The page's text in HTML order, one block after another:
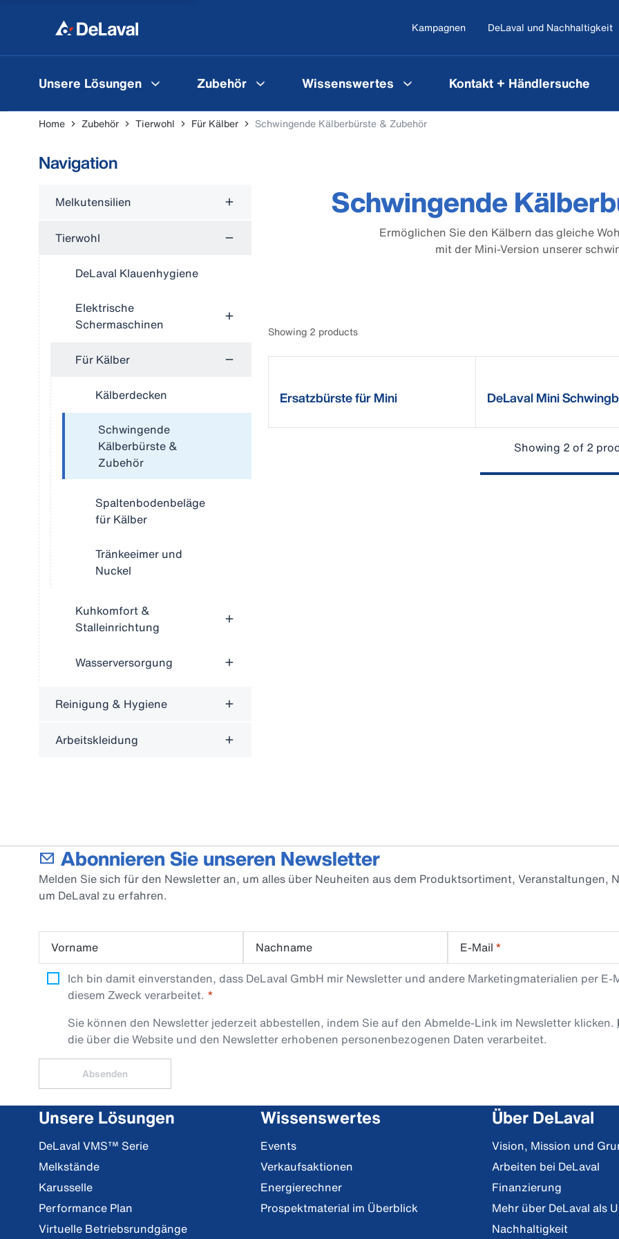
Kampagnen DeLaval und Nachhaltigkeit
Unsere Lösungen Zubehör Wissenswertes Kontakt + Händlersuche
Home Zubehör Tierwohl Für Kälber Schwingende Kälberbürste & Zubehör
Navigation
Melkutensilien
Tierwohl
DeLaval Klauenhygiene
Elektrische
Schermaschinen
Für Kälber
Kälberdecken
Schwingende
Kälberbürste &
Zubehör
Spaltenbodenbeläge
für Kälber
Tränkeeimer und
Nuckel
Kuhkomfort &
Stalleinrichtung
Wasserversorgung
Reinigung & Hygiene
Arbeitskleidung
Schwingende
Ermöglichen Sie den Kälbern das gleiche
mit der Mini-Version unserer
Showing 2 products
Ersatzbürste für Mini
DeLaval Mini
Showing 2 of 2
Abonnieren Sie unseren Newsletter
Melden Sie sich für den Newsletter an, um alles über Neuheiten aus dem Produktsortiment,
um DeLaval zu erfahren.
Vorname Nachname E-Mail *
Ich bin damit einverstanden, dass DeLaval GmbH mir Newsletter und andere Marketingmaterialien per
diesem Zweck verarbeitet.
Sie können den Newsletter jederzeit abbestellen, indem Sie auf den Abmelde-Link im Newsletter klicken.
die über die Website und den Newsletter erhobenen personenbezogenen Daten verarbeitet.
Absenden
Unsere Lösungen
DeLaval VMS™ Serie
Melkstände
Karusselle
Performance Plan
Virtuelle Betriebsrundgänge
Wissenswertes
Events
Verkaufsaktionen
Energierechner
Prospektmaterial im Überblick
Über DeLaval
Vision, Mission und
Arbeiten bei DeLaval
Finanzierung
Mehr über DeLaval als
Nachhaltigkeit